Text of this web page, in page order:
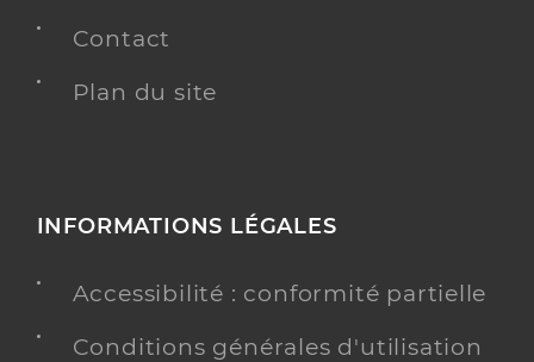
Contact
Plan du site
INFORMATIONS LÉGALES
Accessibilité : conformité partielle
Conditions générales d'utilisation